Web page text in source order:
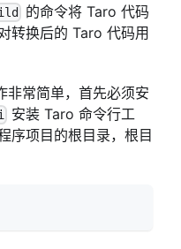
的命令将 Taro 代码
转换后的 Taro 代码用
非常简单，首先必须安
安装 Taro 命令行工
序项目的根目录，根目